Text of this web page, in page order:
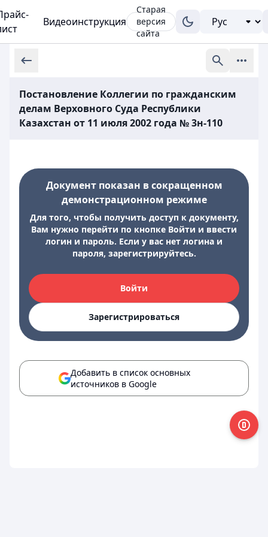
Видеоинструкция
Старая
версия
сайта
Постановление Коллегии по гражданским
делам Верховного Суда Республики
Казахстан от 11 июля 2002 года № 3н-110
Документ показан в сокращенном
демонстрационном режиме
Для того, чтобы получить доступ к документу,
Вам нужно перейти по кнопке Войти и ввести
логин и пароль. Если у вас нет логина и
пароля, зарегистрируйтесь.
Войти
Зарегистрироваться
Добавить в список основных
источников в Google